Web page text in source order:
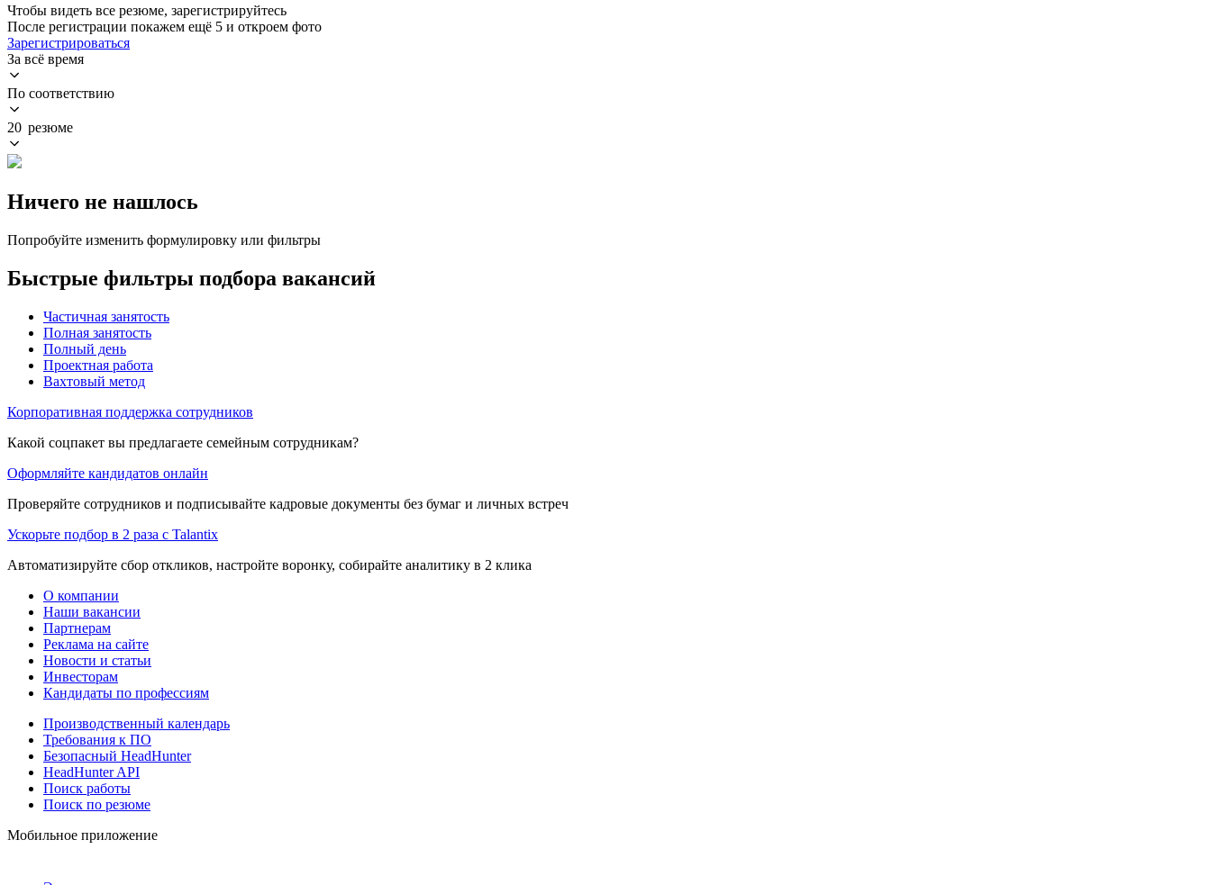
Чтобы видеть все резюме, зарегистрируйтесь
После регистрации покажем ещё 5 и откроем фото
Зарегистрироваться
За всё время
По соответствию
20 резюме
Ничего не нашлось
Попробуйте изменить формулировку или фильтры
Быстрые фильтры подбора вакансий
Частичная занятость
Полная занятость
Полный день
Проектная работа
Вахтовый метод
Корпоративная поддержка сотрудников
Какой соцпакет вы предлагаете семейным сотрудникам?
Оформляйте кандидатов онлайн
Проверяйте сотрудников и подписывайте кадровые документы без бумаг и личных встреч
Ускорьте подбор в 2 раза с Talantix
Автоматизируйте сбор откликов, настройте воронку, собирайте аналитику в 2 клика
О компании
Наши вакансии
Партнерам
Реклама на сайте
Новости и статьи
Инвесторам
Кандидаты по профессиям
Производственный календарь
Требования к ПО
Безопасный HeadHunter
HeadHunter API
Поиск работы
Поиск по резюме
Мобильное приложение